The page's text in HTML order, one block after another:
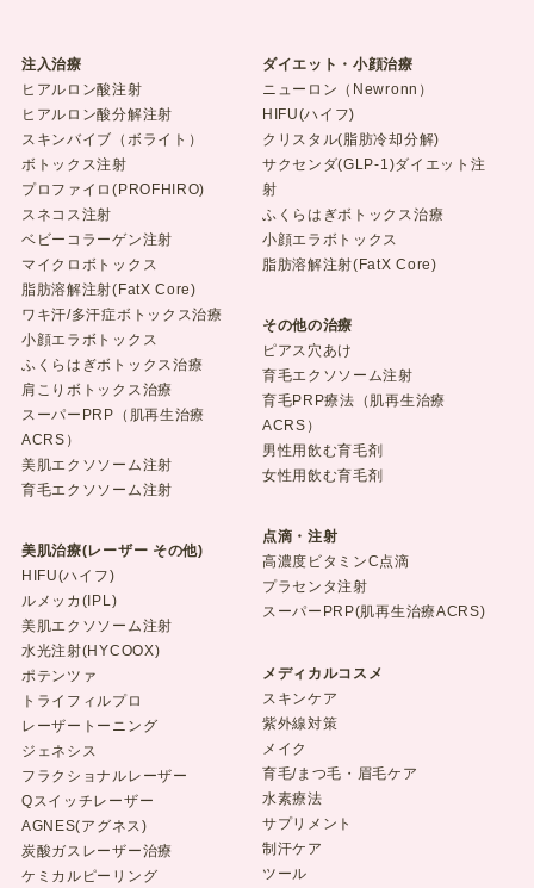
注入治療
ヒアルロン酸注射
ヒアルロン酸分解注射
スキンバイブ（ボライト）
ボトックス注射
プロファイロ(PROFHIRO)
スネコス注射
ベビーコラーゲン注射
マイクロボトックス
脂肪溶解注射(FatX Core)
ワキ汗/多汗症ボトックス治療
小顔エラボトックス
ふくらはぎボトックス治療
肩こりボトックス治療
スーパーPRP（肌再生治療
ACRS）
美肌エクソソーム注射
育毛エクソソーム注射
美肌治療(レーザー その他)
HIFU(ハイフ)
ルメッカ(IPL)
美肌エクソソーム注射
水光注射(HYCOOX)
ポテンツァ
トライフィルプロ
レーザートーニング
ジェネシス
フラクショナルレーザー
Qスイッチレーザー
AGNES(アグネス)
炭酸ガスレーザー治療
ケミカルピーリング
ダイエット・小顔治療
ニューロン（Newronn）
HIFU(ハイフ)
クリスタル(脂肪冷却分解)
サクセンダ(GLP-1)ダイエット注
射
ふくらはぎボトックス治療
小顔エラボトックス
脂肪溶解注射(FatX Core)
その他の治療
ピアス穴あけ
育毛エクソソーム注射
育毛PRP療法（肌再生治療
ACRS）
男性用飲む育毛剤
女性用飲む育毛剤
点滴・注射
高濃度ビタミンC点滴
プラセンタ注射
スーパーPRP(肌再生治療ACRS)
メディカルコスメ
スキンケア
紫外線対策
メイク
育毛/まつ毛・眉毛ケア
水素療法
サプリメント
制汗ケア
ツール